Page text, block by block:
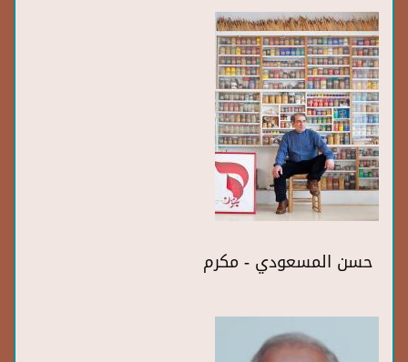
حسن المسعودي - مكرم